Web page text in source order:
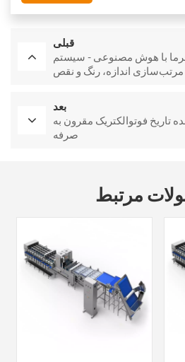
قبلی
با هوش مصنوعی - سیستم
مرتب‌سازی اندازه، رنگ و نقص
بعد
تاریخ فوتوالکتریک مقرون به
صرفه
مرتبط